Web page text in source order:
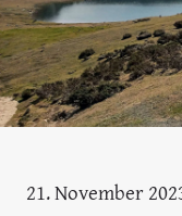
21. November